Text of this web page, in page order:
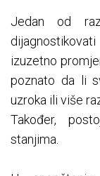
Jedan od
izuzetno
poznato da li
uzroka ili više
Također,
stanjima.